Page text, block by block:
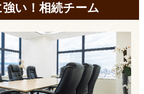
い！相続チーム